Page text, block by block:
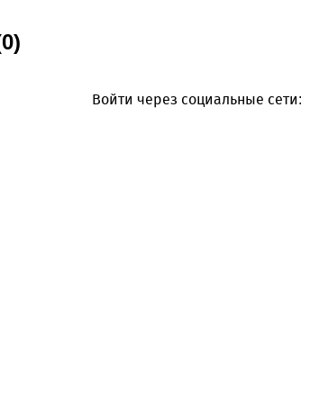
Войти через социальные сети: